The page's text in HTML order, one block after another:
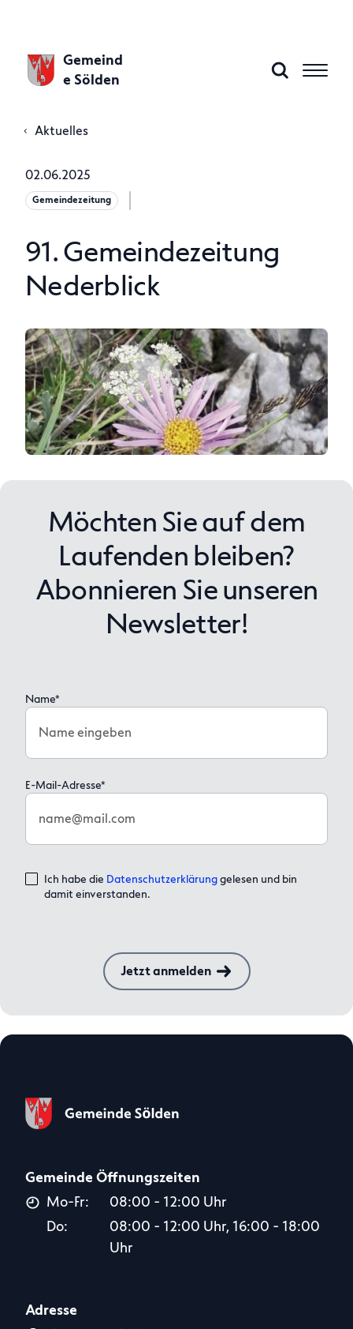
Gemeind
e Sölden
Aktuelles
Gemeindeamt
Politik
Anfragen
Aktuelles
02.06.2025
Gemeindezeitung
91. Gemeindezeitung
Nederblick
Möchten Sie auf dem
Laufenden bleiben?
Abonnieren Sie unseren
Newsletter!
Name*
Name eingeben
E-Mail-Adresse*
name@mail.com
Ich habe die Datenschutzerklärunggelesen und bin
damit einverstanden.
Jetzt anmelden
Gemeinde Öffnungszeiten
Mo-Fr:
08:00 - 12:00 Uhr
Do:
08:00 - 12:00 Uhr, 16:00 - 18:00
Uhr
Adresse